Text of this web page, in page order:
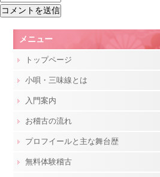
メニュー
トップページ
小唄・三味線とは
入門案内
お稽古の流れ
プロフイールと主な舞台歴
無料体験稽古